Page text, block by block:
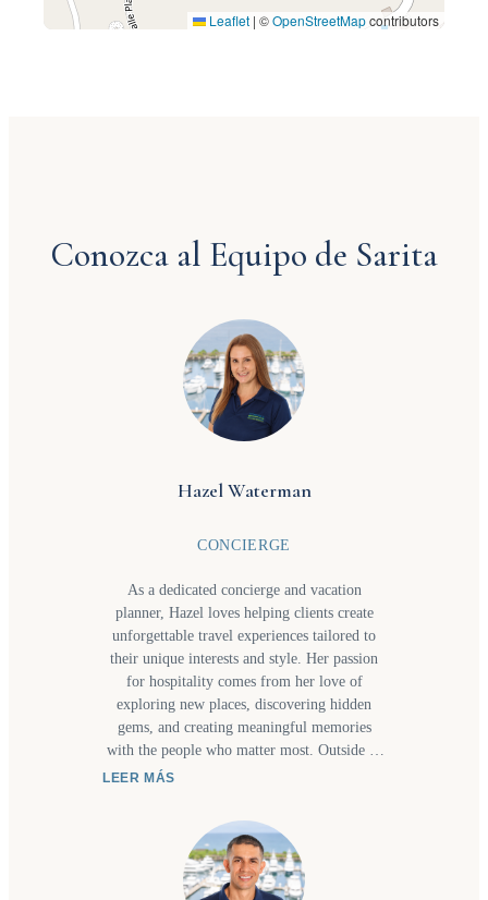
Leaflet | ©OpenStreetMapcontributors
Conozca al Equipo de Sarita
Hazel Waterman
CONCIERGE
As a dedicated concierge and vacation
planner, Hazel loves helping clients create
unforgettable travel experiences tailored to
their unique interests and style. Her passion
for hospitality comes from her love of
exploring new places, discovering hidden
gems, and creating meaningful memories
with the people who matter most. Outside of
work, you’ll often find her visiting waterfalls
new restaurants together as they share a love
for great food and new culinary experiences.
These adventures inspire the personalized
recommendations and thoughtful service she
LEER MÁS